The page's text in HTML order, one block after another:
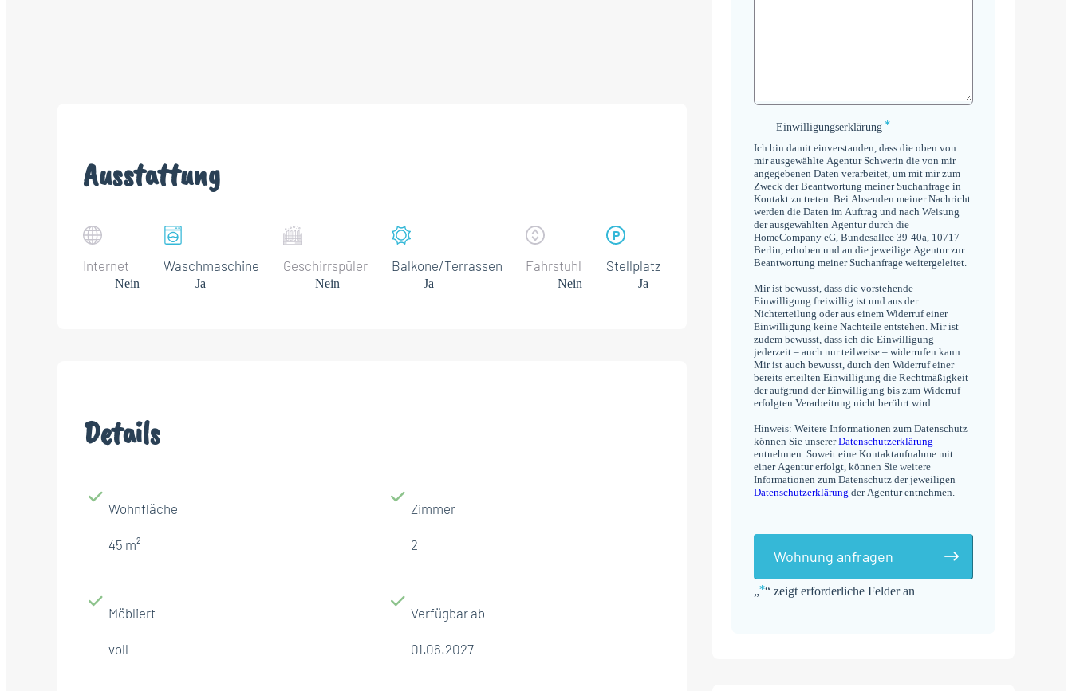
Ausstattung
Internet
Nein
Waschmaschine
Ja
Geschirrspüler
Nein
Balkone/Terrassen
Ja
Fahrstuhl
Nein
Stellplatz
Ja
Details
Wohnfläche
45 m²
Zimmer
2
Möbliert
voll
Verfügbar ab
01.06.2027
„*“ zeigt erforderliche Felder an
Einwilligungserklärung
Einwilligungserklärung *
Ich bin damit einverstanden, dass die oben von
mir ausgewählte Agentur Schwerin die von mir
angegebenen Daten verarbeitet, um mit mir zum
Zweck der Beantwortung meiner Suchanfrage in
Kontakt zu treten. Bei Absenden meiner Nachricht
werden die Daten im Auftrag und nach Weisung
der ausgewählten Agentur durch die
HomeCompany eG, Bundesallee 39-40a, 10717
Berlin, erhoben und an die jeweilige Agentur zur
Beantwortung meiner Suchanfrage weitergeleitet.
Mir ist bewusst, dass die vorstehende
Einwilligung freiwillig ist und aus der
Nichterteilung oder aus einem Widerruf einer
Einwilligung keine Nachteile entstehen. Mir ist
zudem bewusst, dass ich die Einwilligung
jederzeit – auch nur teilweise – widerrufen kann.
Mir ist auch bewusst, durch den Widerruf einer
bereits erteilten Einwilligung die Rechtmäßigkeit
der aufgrund der Einwilligung bis zum Widerruf
erfolgten Verarbeitung nicht berührt wird.
Hinweis: Weitere Informationen zum Datenschutz
können Sie unsererDatenschutzerklärung
entnehmen. Soweit eine Kontaktaufnahme mit
einer Agentur erfolgt, können Sie weitere
Informationen zum Datenschutz der jeweiligen
Datenschutzerklärung der Agentur entnehmen.
Wohnung anfragen